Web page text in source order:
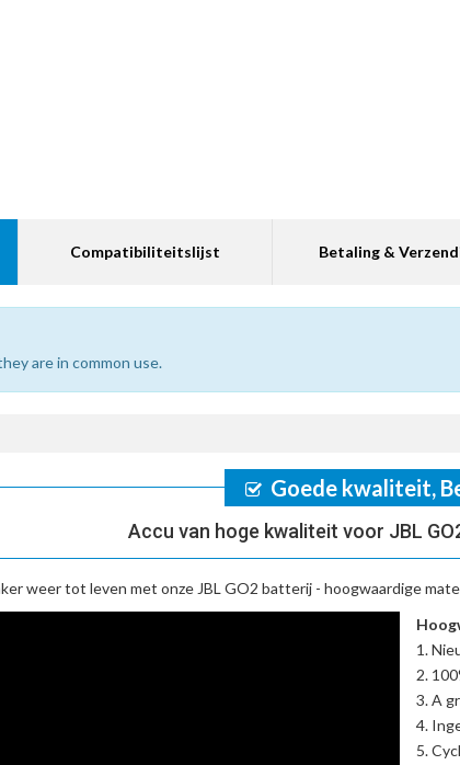
Compatibiliteitslijst Betaling &
are in common use.
Goede kwaliteit,
Accu van hoge kwaliteit voor JBL
weer tot leven met onze JBL GO2 batterij - hoogwaardige
A